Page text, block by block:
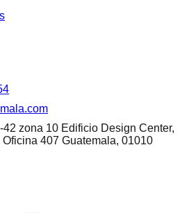
42 zona 10 Edificio Design Center,
Oficina 407 Guatemala, 01010